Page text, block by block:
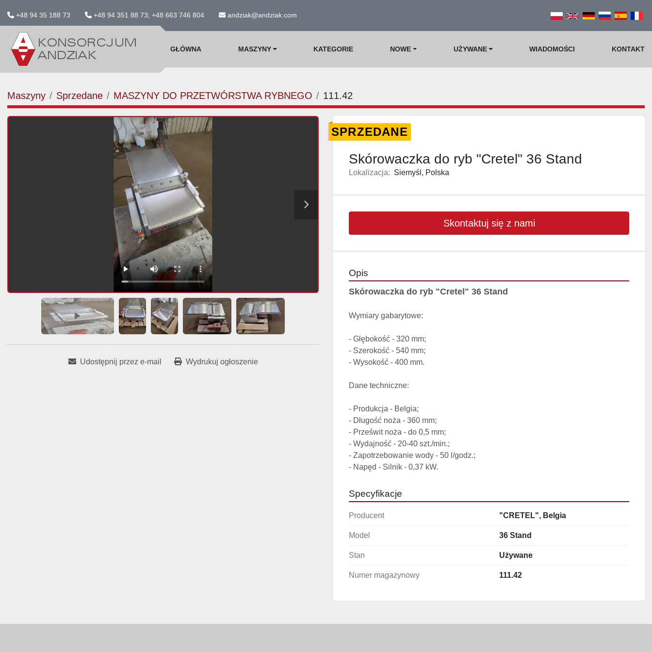
+48 94 35 188 73 +48 94 351 88 73; +48 663 746 804 andziak@andziak.com
GŁÓWNA MASZYNY KATEGORIE NOWE UŻYWANE WIADOMOŚCI KONTAKT
Maszyny Sprzedane MASZYNY DO PRZETWÓRSTWA RYBNEGO 111.42
Udostępnij przez e-mail Wydrukuj ogłoszenie
SPRZEDANE
Skórowaczka do ryb "Cretel" 36 Stand
Lokalizacja: Siemyśl, Polska
Skontaktuj się z nami
Opis
Skórowaczka do ryb "Cretel" 36 Stand
Wymiary gabarytowe:
- Głębokość - 320 mm;
- Szerokość - 540 mm;
Dane techniczne:
- Produkcja - Belgia;
- Długość noża - 360 mm;
- Prześwit noża - do 0,5 mm;
- Wydajność - 20-40 szt./min.;
- Zapotrzebowanie wody - 50 l/godz.;
- Napęd - Silnik - 0,37 kW.
Specyfikacje
Producent "CRETEL", Belgia
Model 36 Stand
Stan Używane
Numer magazynowy 111.42